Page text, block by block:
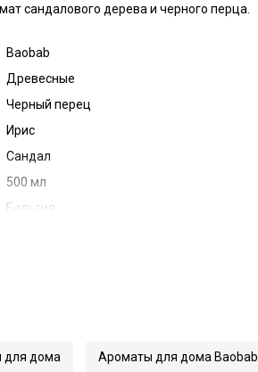
сандалового дерева и черного перца.
Baobab
Древесные
Черный перец
Ирис
Сандал
500 мл
Бельгия
для дома Ароматы для дома Baobab